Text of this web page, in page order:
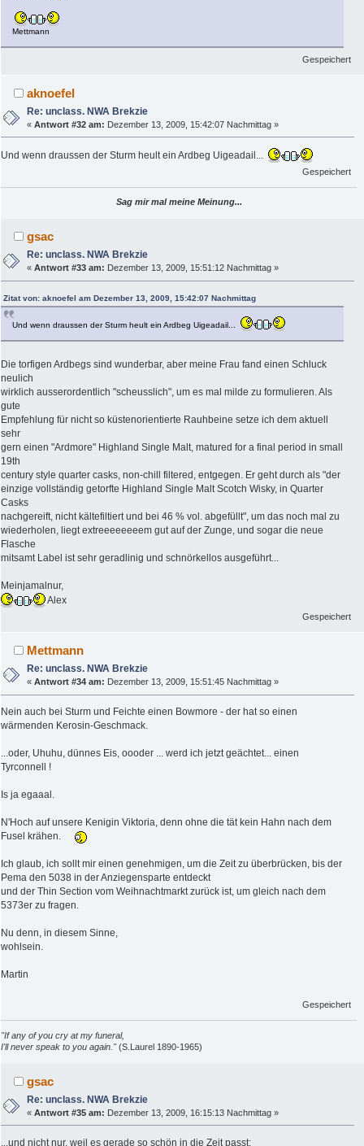
Mettmann
Gespeichert
aknoefel
Re: unclass. NWA Brekzie
«Antwort #32 am: Dezember 13, 2009, 15:42:07 Nachmittag »
Und wenn draussen der Sturm heult ein Ardbeg Uigeadail...
Gespeichert
Sag mir mal meine Meinung...
gsac
Re: unclass. NWA Brekzie
«Antwort #33 am: Dezember 13, 2009, 15:51:12 Nachmittag »
Zitat von: aknoefel am Dezember 13, 2009, 15:42:07 Nachmittag
Und wenn draussen der Sturm heult ein Ardbeg Uigeadail...
Die torfigen Ardbegs sind wunderbar, aber meine Frau fand einen Schluck
neulich
wirklich ausserordentlich "scheusslich", um es mal milde zu formulieren. Als
gute
Empfehlung für nicht so küstenorientierte Rauhbeine setze ich dem aktuell
sehr
gern einen "Ardmore" Highland Single Malt, matured for a final period in small
19th
century style quarter casks, non-chill filtered, entgegen. Er geht durch als "der
einzige vollständig getorfte Highland Single Malt Scotch Wisky, in Quarter
Casks
nachgereift, nicht kältefiltiert und bei 46 % vol. abgefüllt", um das noch mal zu
wiederholen, liegt extreeeeeeeem gut auf der Zunge, und sogar die neue
Flasche
mitsamt Label ist sehr geradlinig und schnörkellos ausgeführt...
Meinjamalnur,
Alex
Gespeichert
Mettmann
Re: unclass. NWA Brekzie
«Antwort #34 am: Dezember 13, 2009, 15:51:45 Nachmittag »
Nein auch bei Sturm und Feichte einen Bowmore - der hat so einen
wärmenden Kerosin-Geschmack.
...oder, Uhuhu, dünnes Eis, oooder ... werd ich jetzt geächtet... einen
Tyrconnell !
Is ja egaaal.
N'Hoch auf unsere Kenigin Viktoria, denn ohne die tät kein Hahn nach dem
Fusel krähen.
Ich glaub, ich sollt mir einen genehmigen, um die Zeit zu überbrücken, bis der
Pema den 5038 in der Anziegensparte entdeckt
und der Thin Section vom Weihnachtmarkt zurück ist, um gleich nach dem
5373er zu fragen.
Nu denn, in diesem Sinne,
wohlsein.
Martin
Gespeichert
"If any of you cry at my funeral,
I'll never speak to you again."(S.Laurel 1890-1965)
gsac
Re: unclass. NWA Brekzie
«Antwort #35 am: Dezember 13, 2009, 16:15:13 Nachmittag »
...und nicht nur, weil es gerade so schön in die Zeit passt: